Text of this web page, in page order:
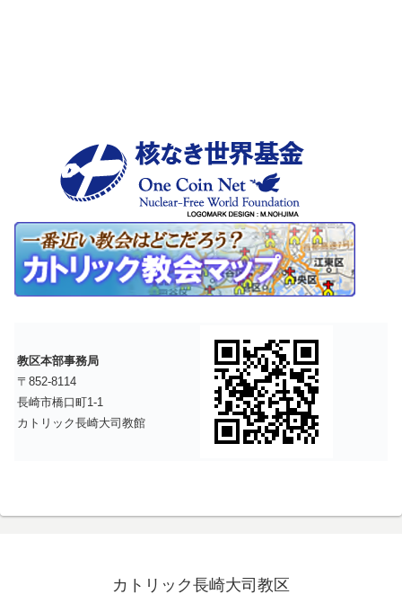
教区本部事務局
〒852-8114
長崎市橋口町1-1
カトリック長崎大司教館
カトリック長崎大司教区